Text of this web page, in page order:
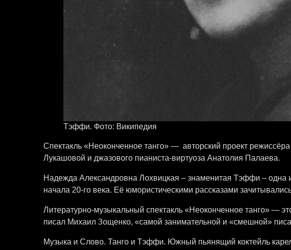
Тэффи. Фото: Википедия
Спектакль «Неоконченное танго» — авторский проект
Лукашовой и джазового пианиста-виртуоза Анатолия Палаева.
Надежда Александровна Лохвицкая – знаменитая Тэффи – одна
начала 20-го века. Её юмористическими рассказами
Литературно-музыкальный спектакль «Неоконченное танго» —
писал Михаил Зощенко, «самой занимательной и «смешной»
Музыка и Слово. Танго и Тэффи. Южный пьянящий коктейль